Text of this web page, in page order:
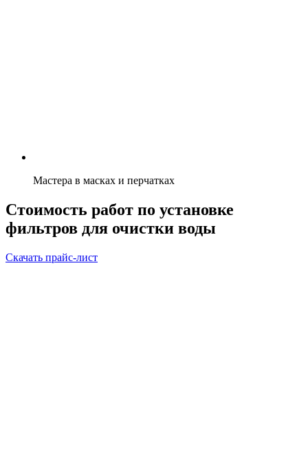
Мастера в масках и перчатках
Стоимость работ по установке
фильтров для очистки воды
Скачать прайс-лист